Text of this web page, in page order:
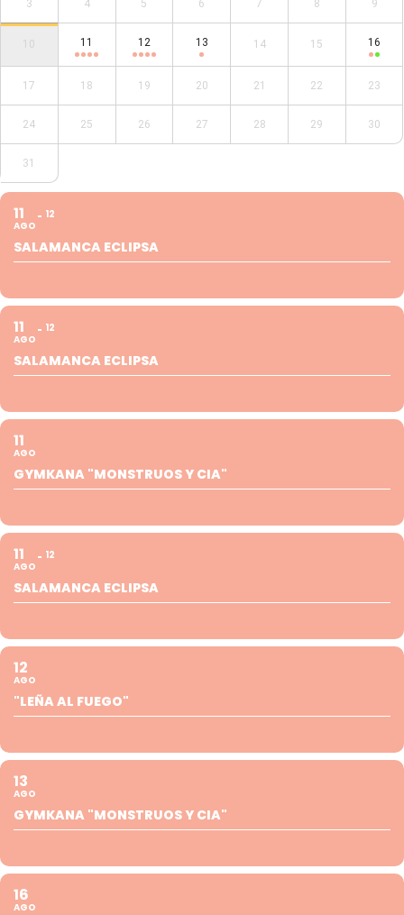
3 4 5 6 7 8 9
10 11 12 13 14 15 16
17 18 19 20 21 22 23
24 25 26 27 28 29 30
31
11
AGO
12
SALAMANCA ECLIPSA
11
AGO
12
SALAMANCA ECLIPSA
11
AGO
GYMKANA "MONSTRUOS Y CIA"
11
AGO
12
SALAMANCA ECLIPSA
12
AGO
"LEÑA AL FUEGO"
13
AGO
GYMKANA "MONSTRUOS Y CIA"
16
AGO